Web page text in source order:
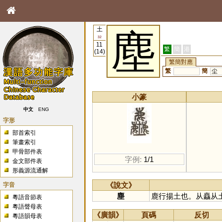
中文 ENG
字形
部首索引
筆畫索引
甲骨部件表
金文部件表
形義源流通解
字音
粵語音節表
粵語聲母表
粵語韻母表
土
32
11
(14)
塵 繁 簡
港
繁簡對應
繁
簡 尘
小篆
字例: 1/1
《說文》
塵
鹿行揚土也。从麤从
《廣韻》 頁碼
反切